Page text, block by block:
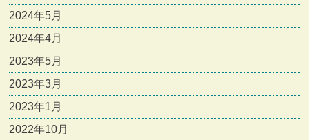
2024年5月
2024年4月
2023年5月
2023年3月
2023年1月
2022年10月